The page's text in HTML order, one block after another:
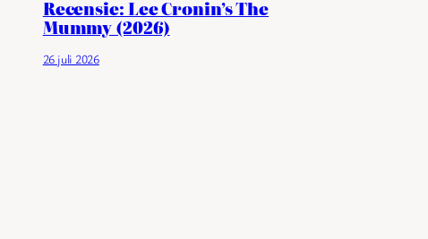
Recensie: Lee Cronin’s The
Mummy (2026)
26 juli 2026